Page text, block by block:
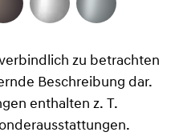
zu betrachten
Beschreibung dar.
enthalten z. T.